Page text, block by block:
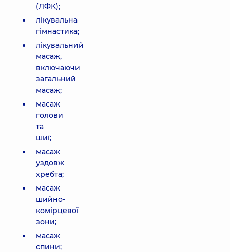
(ЛФК);
лікувальна
гімнастика;
лікувальний
масаж,
включаючи
загальний
масаж;
масаж
голови
та
шиї;
масаж
уздовж
хребта;
масаж
шийно-
комірцевої
зони;
масаж
спини;